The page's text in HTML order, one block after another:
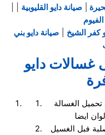
صيانة دايو القليوبية
كفر الشيخ
صيانة دايو بني
غسالات دايو
الغسالة